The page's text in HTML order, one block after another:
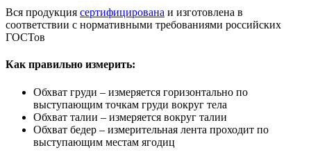
Вся продукция сертифицирована и изготовлена в
соответствии с нормативными требованиями российских
ГОСТов
Как правильно измерить:
Обхват груди – измеряется горизонтально по
выступающим точкам груди вокруг тела
Обхват талии – измеряется вокруг талии
Обхват бедер – измерительная лента проходит по
выступающим местам ягодиц